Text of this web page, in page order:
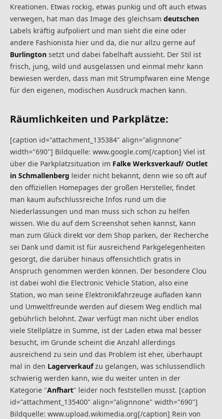
Kreationen. Etwas rockig, etwas punkig und oft auch etwas
verwegen, hat man das Image des gleichsam deutschen
Labels kräftig aufpoliert und man sieht die eine oder
andere Fashionista hier und da, die nur allzu gerne auf
Burlington setzt und dabei fabelhaft aussieht. Der Stil ist
frisch, jung, wild und ausgelassen und einmal mehr kann
bewiesen werden, dass man mit Strumpfwaren eine Menge
für den eigenen, modischen Ausdruck machen kann.
Räumlichkeiten und Parkplätze:
[caption id="attachment_135384" align="alignnone"
width="690"] Bildquelle: www.google.com[/caption] Viel ist
über die Parkplatzsituation im Falke Werksverkauf/ Outlet
in Schmallenberg leider nicht bekannt, denn wie so oft auf
den offiziellen Homepages der großen Hersteller, findet
man kaum aufschlussreiche Infos rund um die
Niederlassungen und man muss sich schon zu helfen
wissen. Wie du auf dem Screenshot sehen kannst, kann
man zum Glück direkt vor dem Shop parken, der Recherche
sei Dank und damit ist für ausreichend Parkgelegenheiten
gesorgt, die darüber hinaus offensichtlich gratis in
Anspruch genommen werden können. Der besondere Clou
ist dabei wohl die Electronic Vehicle Station, also eine
Station, wo man seine Elektronikfahrzeuge aufladen kann
und Umweltfreunde werden auf diesem Weg endlich mal
gebührlich belohnt. Zwar verfügt man nicht über endlos
viele Stellplätze in Summe, ist der Laden etwa mal besser
besucht, im Grunde scheint die Anzahl allerdings
ausreichend zu sein und das Problem ist eher, überhaupt
mal in den Lagerverkaufzu gelangen, was schlussendlich
schwierig werden kann, wie du weiter unten in der
Kategorie "Anfhart" leider noch feststellen musst. [caption
id="attachment_135400" align="alignnone" width="690"]
Bildquelle: www.upload.wikimedia.org[/caption] Rein von